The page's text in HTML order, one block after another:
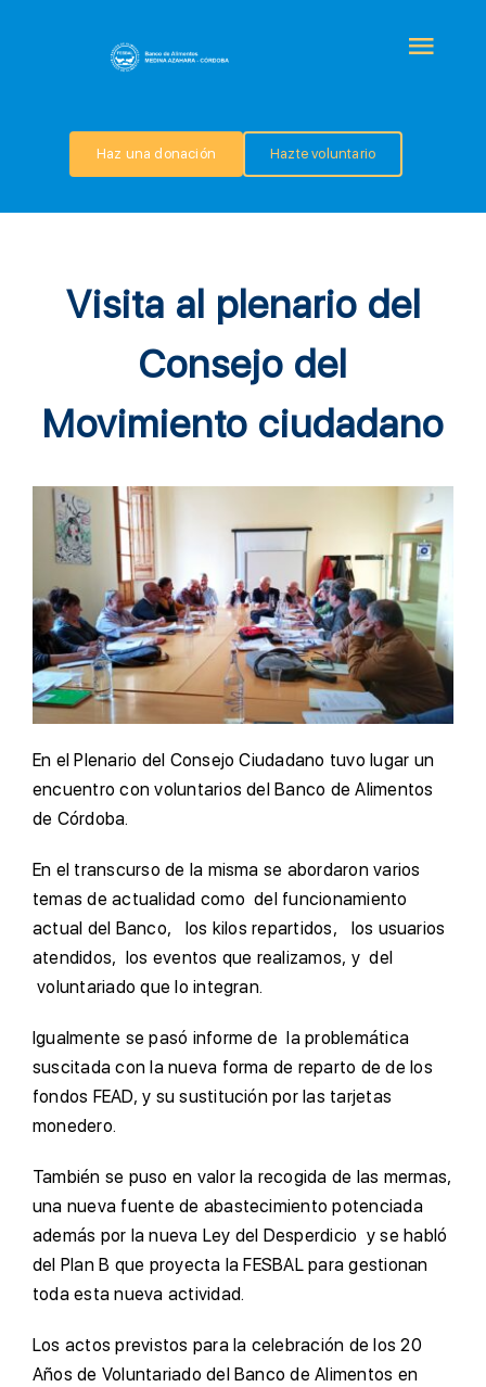
QUIÉNES SOMOS
NOTICIAS
CONTACTO
Haz una donación Hazte voluntario
Visita al plenario del
Consejo del
Movimiento ciudadano
En el Plenario del Consejo Ciudadano tuvo lugar un
encuentro con voluntarios del Banco de Alimentos
de Córdoba.
En el transcurso de la misma se abordaron varios
temas de actualidad como del funcionamiento
actual del Banco, los kilos repartidos, los usuarios
atendidos, los eventos que realizamos, y del
voluntariado que lo integran.
Igualmente se pasó informe de la problemática
suscitada con la nueva forma de reparto de de los
fondos FEAD, y su sustitución por las tarjetas
monedero.
También se puso en valor la recogida de las mermas,
una nueva fuente de abastecimiento potenciada
además por la nueva Ley del Desperdicio y se habló
del Plan B que proyecta la FESBAL para gestionan
toda esta nueva actividad.
Los actos previstos para la celebración de los 20
Años de Voluntariado del Banco de Alimentos en